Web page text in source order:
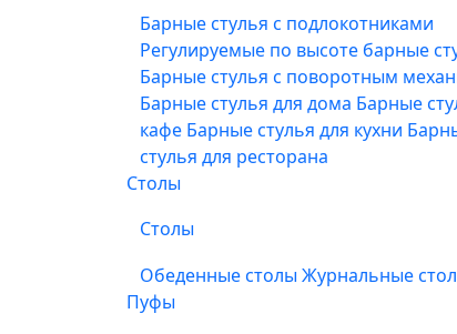
Барные стулья с подлокотниками
Регулируемые по высоте барные
Барные стулья с поворотным
Барные стулья для дома Барные
кафе Барные стулья для кухни
стулья для ресторана
Столы
Столы
Обеденные столы Журнальные
Пуфы